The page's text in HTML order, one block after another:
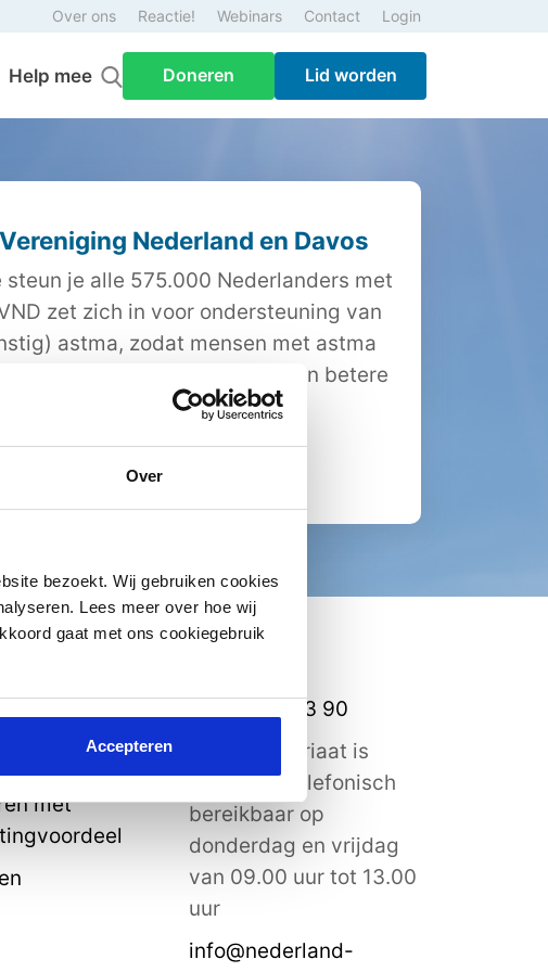
Over
bezoekt. Wij gebruiken cookies
Lees meer over hoe wij
gaat met ons cookiegebruik
Accepteren
Over ons Reactie! Webinars Contact Login
Help mee Doneren Lid worden
Nederland en Davos
je alle 575.000 Nederlanders met
zet zich in voor ondersteuning van
astma, zodat mensen met astma
met hun aandoening en een betere
van leven krijgen.
met
0182 – 58 53 90
Het secretariaat is
(meestal) telefonisch
bereikbaar op
donderdag en vrijdag
van 09.00 uur tot 13.00
uur
info@nederland-